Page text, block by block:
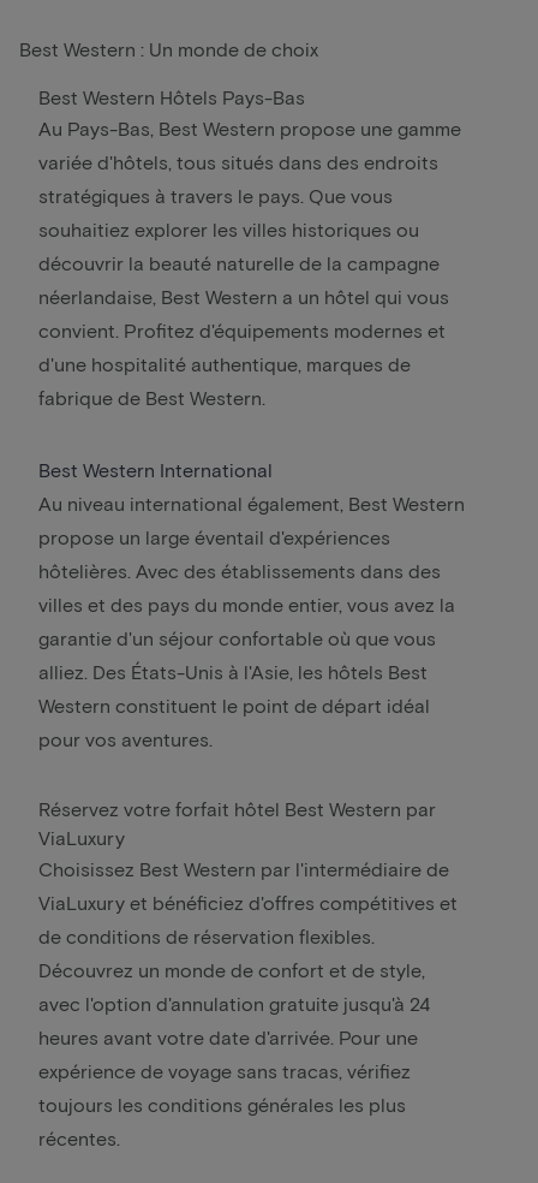
Best Western : Un monde de choix
Best Western Hôtels Pays-Bas
Au Pays-Bas, Best Western propose une gamme
variée d'hôtels, tous situés dans des endroits
stratégiques à travers le pays. Que vous
souhaitiez explorer les villes historiques ou
découvrir la beauté naturelle de la campagne
néerlandaise, Best Western a un hôtel qui vous
convient. Profitez d'équipements modernes et
d'une hospitalité authentique, marques de
fabrique de Best Western.
Best Western International
Au niveau international également, Best Western
propose un large éventail d'expériences
hôtelières. Avec des établissements dans des
villes et des pays du monde entier, vous avez la
garantie d'un séjour confortable où que vous
alliez. Des États-Unis à l'Asie, les hôtels Best
Western constituent le point de départ idéal
pour vos aventures.
Réservez votre forfait hôtel Best Western par
ViaLuxury
Choisissez Best Western par l'intermédiaire de
ViaLuxury et bénéficiez d'offres compétitives et
de conditions de réservation flexibles.
Découvrez un monde de confort et de style,
avec l'option d'annulation gratuite jusqu'à 24
heures avant votre date d'arrivée. Pour une
expérience de voyage sans tracas, vérifiez
toujours les conditions générales les plus
récentes.